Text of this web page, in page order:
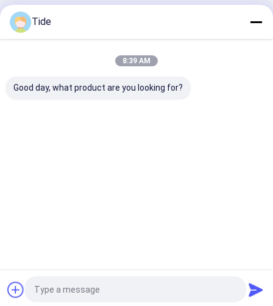
Foaming
Hot Melt
연락처
Desktop Site
사이트맵
개인 정보 정책
품질물 회전 펌프중국 공장.Copyright © 2026 Tianjin Shiny-Metals
Technology Co., Ltd.. All Rights Reserved.
Tide
8:39 AM
Good day, what product are you looking for?